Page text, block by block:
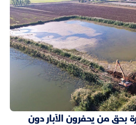
بحق من يحفرون الآبار دون